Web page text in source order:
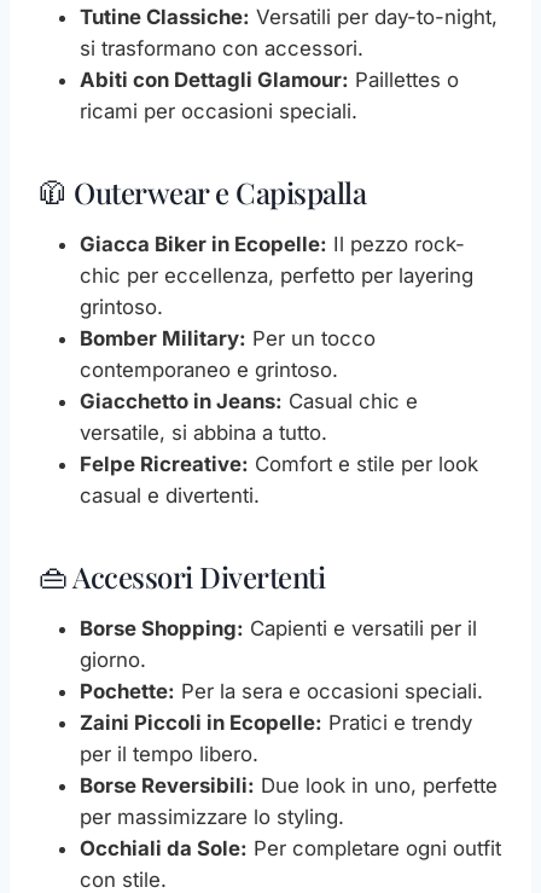
Tutine Classiche: Versatili per day-to-night,
si trasformano con accessori.
Abiti con Dettagli Glamour: Paillettes o
ricami per occasioni speciali.
🧥 Outerwear e Capispalla
Giacca Biker in Ecopelle: Il pezzo rock-
chic per eccellenza, perfetto per layering
grintoso.
Bomber Military: Per un tocco
contemporaneo e grintoso.
Giacchetto in Jeans: Casual chic e
versatile, si abbina a tutto.
Felpe Ricreative: Comfort e stile per look
casual e divertenti.
👜 Accessori Divertenti
Borse Shopping: Capienti e versatili per il
giorno.
Pochette: Per la sera e occasioni speciali.
Zaini Piccoli in Ecopelle: Pratici e trendy
per il tempo libero.
Borse Reversibili: Due look in uno, perfette
per massimizzare lo styling.
Occhiali da Sole: Per completare ogni outfit
con stile.